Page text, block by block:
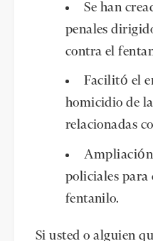
Se han
penales
contra el
Facilitó el
homicidio de
relacionadas
Ampliación
policiales
fentanilo.
Si usted o alguien